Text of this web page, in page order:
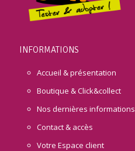
INFORMATIONS
Accueil & présentation
Boutique & Click&collect
Nos dernières informations
Contact & accès
Votre Espace client